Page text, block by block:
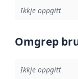
Ikkje oppgitt
Omgrep
Ikkje oppgitt